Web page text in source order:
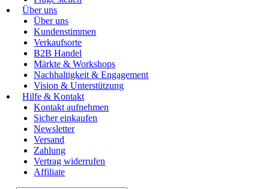
Über uns
Über uns
Kundenstimmen
Verkaufsorte
B2B Handel
Märkte & Workshops
Nachhaltigkeit & Engagement
Vision & Unterstützung
Hilfe & Kontakt
Kontakt aufnehmen
Sicher einkaufen
Newsletter
Versand
Zahlung
Vertrag widerrufen
Affiliate